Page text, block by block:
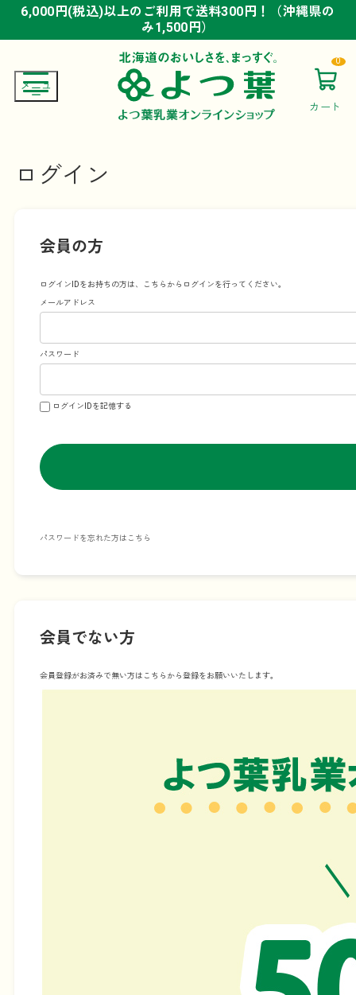
6,000円(税込)以上のご利用で送料300円！（沖縄県の
み1,500円）
6,000円(税込)以上のご利用で送料300円！（沖縄県の
み1,500円）
6,000円(税込)以上のご利用で送料300円！（沖縄県の
み1,500円）
カート
0
ログイン
会員の方
ログインIDをお持ちの方は、こちらからログインを行ってください。
メールアドレス
パスワード
ログインIDを記憶する
パスワードを忘れた方はこちら
会員でない方
会員登録がお済みで無い方はこちらから登録をお願いいたします。